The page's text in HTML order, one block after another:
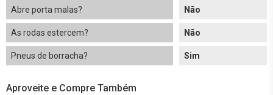
Abre porta malas? Não
As rodas estercem? Não
Pneus de borracha? Sim
Aproveite e Compre Também